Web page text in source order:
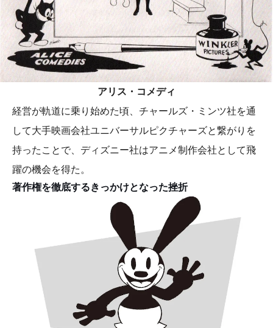
アリス・コメディ
経営が軌道に乗り始めた頃、チャールズ・ミンツ社を通
して大手映画会社ユニバーサルピクチャーズと繋がりを
持ったことで、ディズニー社はアニメ制作会社として飛
躍の機会を得た。
著作権を徹底するきっかけとなった挫折